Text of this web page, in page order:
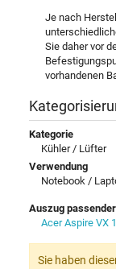
Je nach
Sie daher vor
vorhandenen
Kategorie
Kühler / Lüfter
Verwendung
Notebook /
Auszug
Acer Aspire VX
Sie haben